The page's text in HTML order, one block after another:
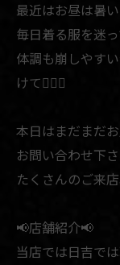
最近はお昼は暑
毎日着る服を迷
体調も崩しやす
けて🙇🏻‍♂️
本日はまだまだ
お問い合わせ下
たくさんのご来
📢店舗紹介📢
当店では日吉で